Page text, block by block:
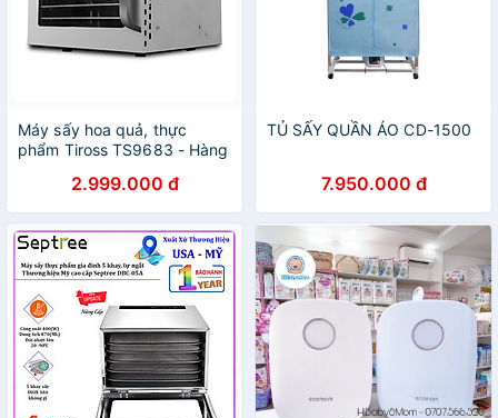
Máy sấy hoa quả, thực
phẩm Tiross TS9683 - Hàng
2.999.000 đ
TỦ SẤY QUẦN ÁO CD-1500
7.950.000 đ